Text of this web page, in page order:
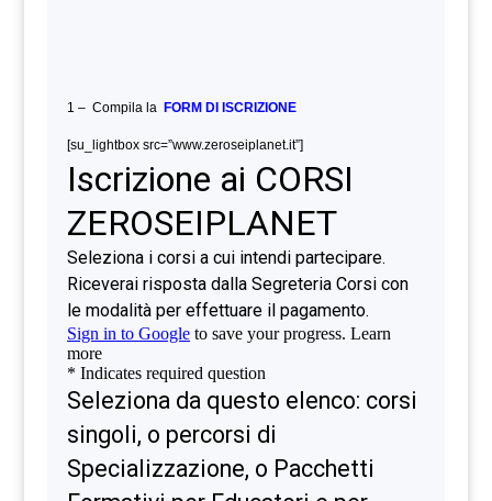
1 – Compila la FORM DI ISCRIZIONE
[su_lightbox src=”www.zeroseiplanet.it”]